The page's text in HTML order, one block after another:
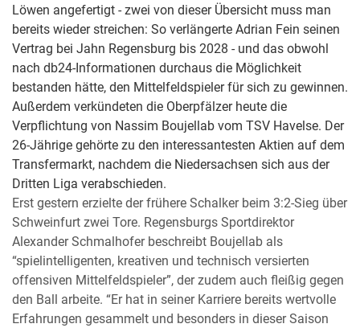
Löwen angefertigt - zwei von dieser Übersicht muss man
bereits wieder streichen: So verlängerte Adrian Fein seinen
Vertrag bei Jahn Regensburg bis 2028 - und das obwohl
nach db24-Informationen durchaus die Möglichkeit
bestanden hätte, den Mittelfeldspieler für sich zu gewinnen.
Außerdem verkündeten die Oberpfälzer heute die
Verpflichtung von Nassim Boujellab vom TSV Havelse. Der
26-Jährige gehörte zu den interessantesten Aktien auf dem
Transfermarkt, nachdem die Niedersachsen sich aus der
Dritten Liga verabschieden.
Erst gestern erzielte der frühere Schalker beim 3:2-Sieg über
Schweinfurt zwei Tore. Regensburgs Sportdirektor
Alexander Schmalhofer beschreibt Boujellab als
“spielintelligenten, kreativen und technisch versierten
offensiven Mittelfeldspieler”, der zudem auch fleißig gegen
den Ball arbeite. “Er hat in seiner Karriere bereits wertvolle
Erfahrungen gesammelt und besonders in dieser Saison